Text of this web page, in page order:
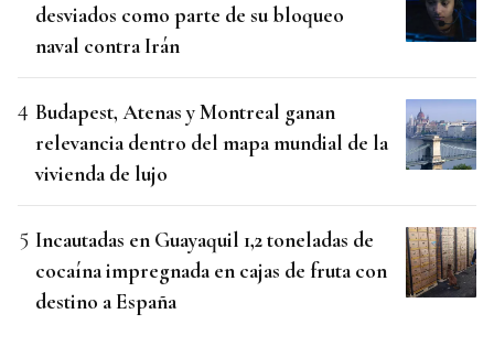
desviados como parte de su bloqueo
naval contra Irán
Budapest, Atenas y Montreal ganan
relevancia dentro del mapa mundial de la
vivienda de lujo
Incautadas en Guayaquil 1,2 toneladas de
cocaína impregnada en cajas de fruta con
destino a España